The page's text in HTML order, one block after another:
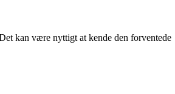
kan være nyttigt at kende den forventede